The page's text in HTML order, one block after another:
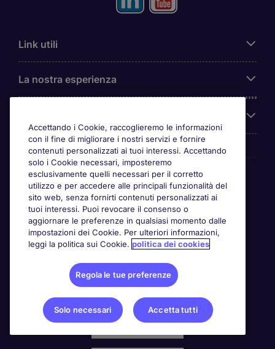
Link utili
La nostra esperienza
Awards
Accettando i Cookie, raccoglieremo le informazioni
con il fine di migliorare i nostri servizi e fornire
contenuti personalizzati ai tuoi interessi. Accettando
solo i Cookie necessari, imposteremo
esclusivamente quelli necessari per il corretto
utilizzo e per accedere alle principali funzionalità del
sito web, senza fornirti contenuti personalizzati ai
tuoi interessi. Puoi revocare il consenso o
aggiornare le preferenze in qualsiasi momento dalle
impostazioni dei Cookie. Per ulteriori informazioni,
leggi la politica sui Cookie. politica dei cookies
Regola le tue preferenze
Solo necessari Accetta tutti